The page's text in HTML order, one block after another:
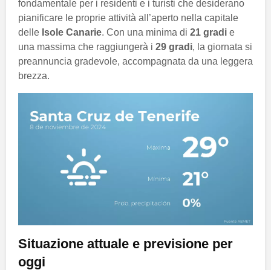
fondamentale per i residenti e i turisti che desiderano
pianificare le proprie attività all’aperto nella capitale
delle Isole Canarie. Con una minima di 21 gradi e
una massima che raggiungerà i 29 gradi, la giornata si
preannuncia gradevole, accompagnata da una leggera
brezza.
Situazione attuale e previsione per
oggi